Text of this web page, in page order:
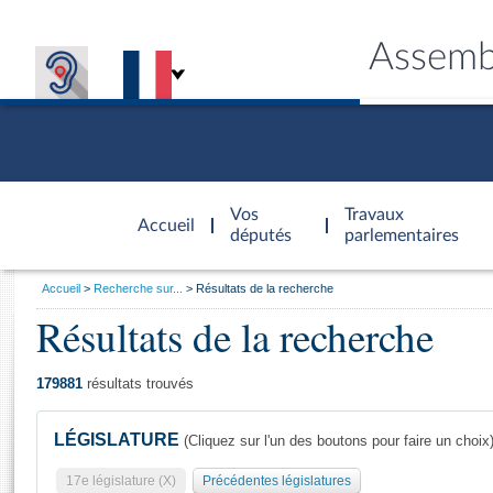
Accueil
d'accueil
Vos
députés
Travaux
parlementaires
Général
Vous
Accueil Recherche sur... Résultats de la recherche
Résultats de la recherche
179881 résultats trouvés
LÉGISLATURE (Cliquez sur l'un des boutons pour faire un choix)
17e législature (X) Précédentes législatures